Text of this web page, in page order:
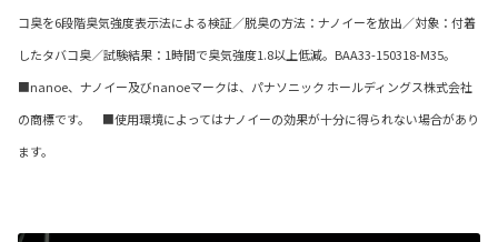
コ臭を6段階臭気強度表示法による検証／脱臭の方法：ナノイーを放出／対象：付着
したタバコ臭／試験結果：1時間で臭気強度1.8以上低減。BAA33-150318-M35。
■nanoe、ナノイー及びnanoeマークは、パナソニック ホールディングス株式会社
の商標です。 ■使用環境によってはナノイーの効果が十分に得られない場合があり
ます。